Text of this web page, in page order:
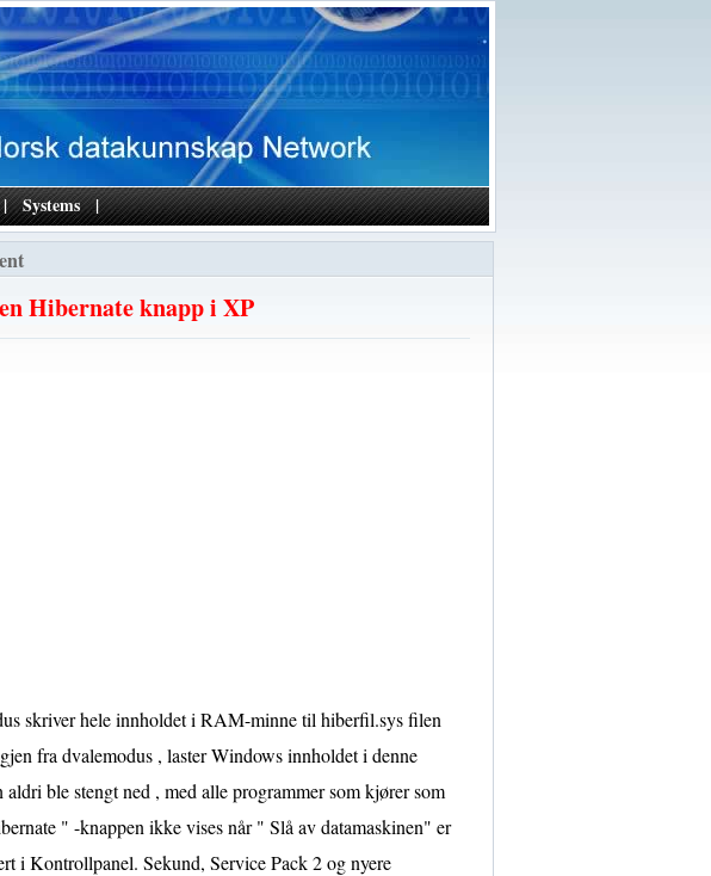
Systems |
Hibernate knapp i XP
skriver hele innholdet i RAM-minne til hiberfil.sys filen
fra dvalemodus , laster Windows innholdet i denne
ble stengt ned , med alle programmer som kjører som
" -knappen ikke vises når " Slå av datamaskinen" er
i Kontrollpanel. Sekund, Service Pack 2 og nyere